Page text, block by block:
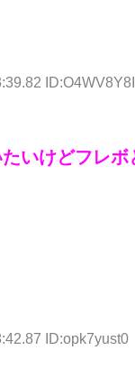
いけどフレ
ID:opk7yust0